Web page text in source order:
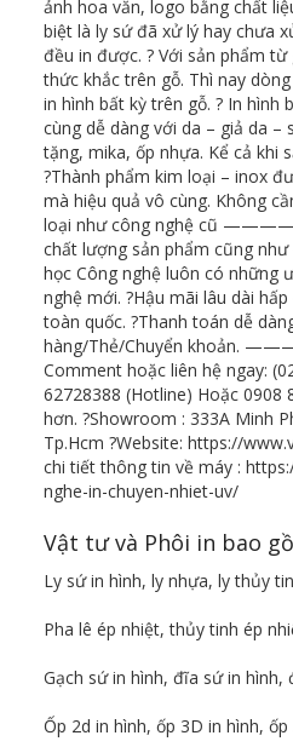
ảnh hoa văn, logo bằng chất
biệt là ly sứ đã xử lý hay chưa
đều in được. ? Với sản phẩm
thức khắc trên gỗ. Thì nay
in hình bất kỳ trên gỗ. ?️ In hình
cùng dễ dàng với da – giả da –
tặng, mika, ốp nhựa. Kể cả khi
?Thành phẩm kim loại – inox
mà hiệu quả vô cùng. Không
loại như công nghệ cũ
chất lượng sản phẩm cũng
học Công nghệ luôn có những
nghệ mới. ?Hậu mãi lâu dài
toàn quốc. ?Thanh toán dễ
hàng/Thẻ/Chuyển khoản.
Comment hoặc liên hệ ngay:
62728388 (Hotline) Hoặc
hơn. ?Showroom : 333A Minh
Tp.Hcm ?Website: https://
chi tiết thông tin về máy :
nghe-in-chuyen-nhiet-uv/
Vật tư và Phôi in bao
Ly sứ in hình, ly nhựa, ly thủy
Pha lê ép nhiệt, thủy tinh ép
Gạch sứ in hình, đĩa sứ in hình,
Ốp 2d in hình, ốp 3D in hình, ốp